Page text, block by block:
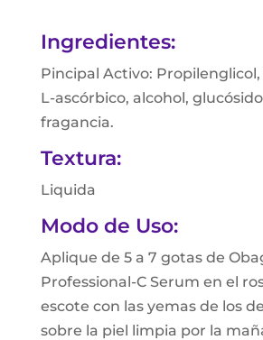
Ingredientes:
Pincipal Activo:
L-ascórbico, alcohol,
fragancia.
Textura:
Liquida
Modo de Uso:
Aplique de 5 a 7 gotas de
Professional-C Serum en el
escote con las yemas de los
sobre la piel limpia por la